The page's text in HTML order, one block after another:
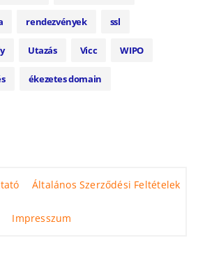
rendezvények ssl
Utazás Vicc WIPO
ékezetes domain
Általános Szerződési Feltételek
Impresszum